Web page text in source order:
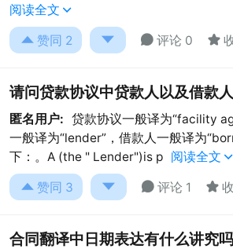
阅读全文 
 赞同 2   评论 0 
请问贷款协议中贷款人以及借款
匿名用户: 贷款协议一般译为“facility
一般译为“lender”，借款人一般译为
下：。A (the " Lender")is p 阅读全文 
 赞同 3   评论 1 
合同翻译中日期表达有什么讲究